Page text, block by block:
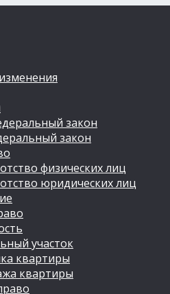
закон
закон
физических лиц
юридических лиц
участок
квартиры
квартиры